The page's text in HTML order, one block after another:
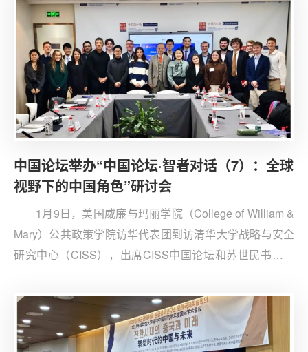
中国论坛举办“中国论坛·智者对话（7）：全球
视野下的中国角色”研讨会
1月9日，美国威廉与玛丽学院（College of William &
Mary）公共政策学院访华代表团到访清华大学战略与安全
研究中心（CISS），出席CISS中国论坛和苏世民书院联
色”研讨会。与会专家围绕全球视角下的大国关系、中国在
全球发展中的角色定位和外交政策等问题发言，并回答学
生代表提问。